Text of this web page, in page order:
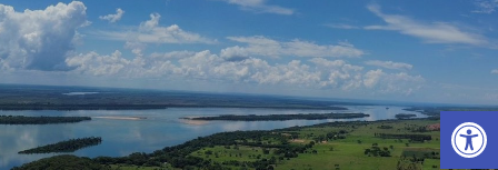
Barra de Ferramentas Aberta